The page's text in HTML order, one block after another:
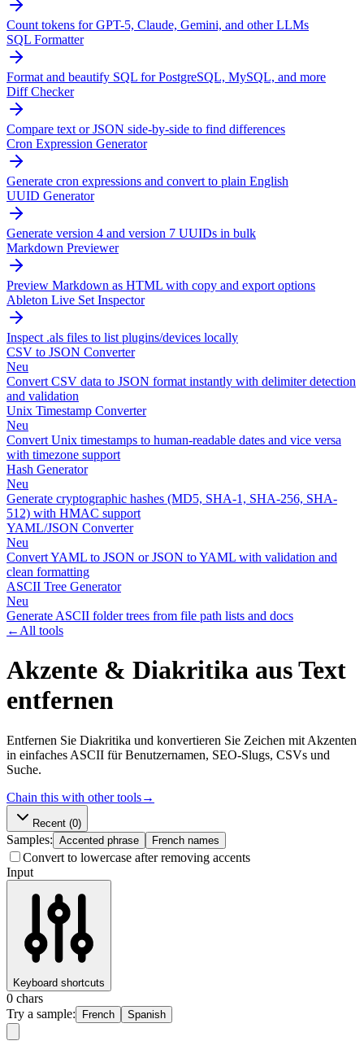
Count tokens for GPT-5, Claude, Gemini, and other LLMs
SQL Formatter
Format and beautify SQL for PostgreSQL, MySQL, and more
Diff Checker
Compare text or JSON side-by-side to find differences
Cron Expression Generator
Generate cron expressions and convert to plain English
UUID Generator
Generate version 4 and version 7 UUIDs in bulk
Markdown Previewer
Preview Markdown as HTML with copy and export options
Ableton Live Set Inspector
Inspect .als files to list plugins/devices locally
CSV to JSON Converter
Neu
Convert CSV data to JSON format instantly with delimiter detection
and validation
Unix Timestamp Converter
Neu
Convert Unix timestamps to human-readable dates and vice versa
with timezone support
Hash Generator
Neu
Generate cryptographic hashes (MD5, SHA-1, SHA-256, SHA-
512) with HMAC support
YAML/JSON Converter
Neu
Convert YAML to JSON or JSON to YAML with validation and
clean formatting
ASCII Tree Generator
Neu
Generate ASCII folder trees from file path lists and docs
← All tools
Akzente & Diakritika aus Text
entfernen
Entfernen Sie Diakritika und konvertieren Sie Zeichen mit Akzenten
in einfaches ASCII für Benutzernamen, SEO-Slugs, CSVs und
Suche.
Chain this with other tools→
Recent (0)
Samples: Accented phrase French names
Convert to lowercase after removing accents
Input
Keyboard shortcuts
0 chars
Try a sample:
French Spanish